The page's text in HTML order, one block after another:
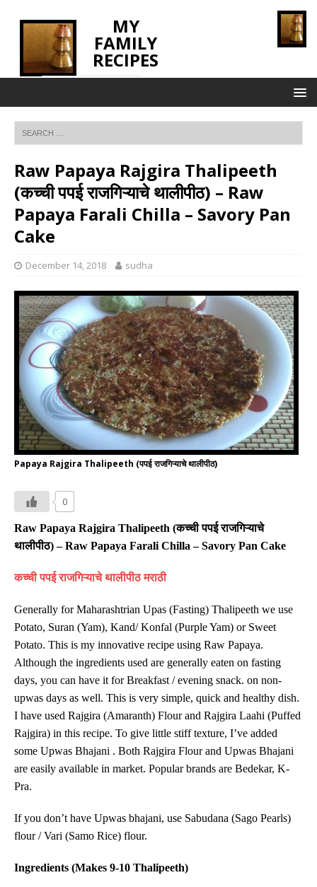
MY
FAMILY
RECIPES
Raw Papaya Rajgira Thalipeeth
(कच्ची पपई राजगिऱ्याचे थालीपीठ) – Raw
Papaya Farali Chilla – Savory Pan
Cake
December 14, 2018 sudha
Papaya Rajgira Thalipeeth (पपई राजगिऱ्याचे थालीपीठ)
0
Raw Papaya Rajgira Thalipeeth (कच्ची पपई राजगिऱ्याचे
थालीपीठ) – Raw Papaya Farali Chilla – Savory Pan Cake
कच्ची पपई राजगिऱ्याचे थालीपीठ मराठी
Generally for Maharashtrian Upas (Fasting) Thalipeeth we use
Potato, Suran (Yam), Kand/ Konfal (Purple Yam) or Sweet
Potato. This is my innovative recipe using Raw Papaya.
Although the ingredients used are generally eaten on fasting
days, you can have it for Breakfast / evening snack. on non-
upwas days as well. This is very simple, quick and healthy dish.
I have used Rajgira (Amaranth) Flour and Rajgira Laahi (Puffed
Rajgira) in this recipe. To give little stiff texture, I’ve added
some Upwas Bhajani . Both Rajgira Flour and Upwas Bhajani
are easily available in market. Popular brands are Bedekar, K-
Pra.
If you don’t have Upwas bhajani, use Sabudana (Sago Pearls)
flour / Vari (Samo Rice) flour.
Ingredients (Makes 9-10 Thalipeeth)